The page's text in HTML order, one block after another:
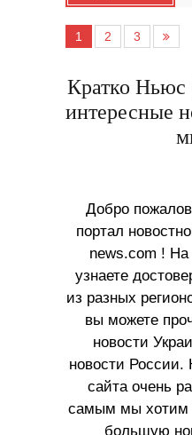
1 2 3
Кратко Ньюс
интересные
Добро
портал
news.com !
узнаете
из разных
вы можете
новости
новости России.
сайта очень
самым мы хотим
большую